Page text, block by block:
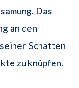
Das
an den
Schatten
zu knüpfen.